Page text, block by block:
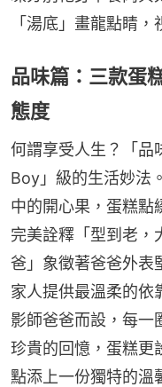
「湯底」畫龍點睛
品味篇：三款蛋
態度
何謂享受人生？「品
Boy」級的生活妙法
中的開心果，蛋糕點
完美詮釋「型到老，
爸」象徵著爸爸外表
家人提供最溫柔的依
影師爸爸而設，每一
珍貴的回憶，蛋糕更
點添上一份獨特的溫